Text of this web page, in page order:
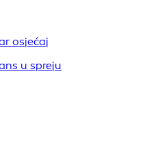
osjećaj
u spreju